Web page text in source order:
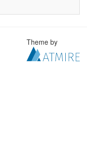
Theme by